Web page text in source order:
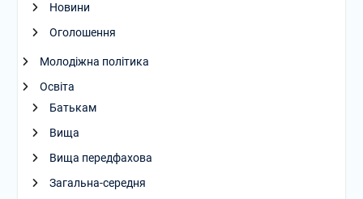
Новини
Оголошення
Молодіжна політика
Освіта
Батькам
Вища
Вища передфахова
Загальна-середня